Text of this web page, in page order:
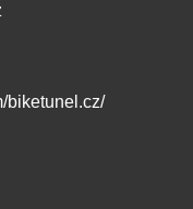
biketunel.cz/